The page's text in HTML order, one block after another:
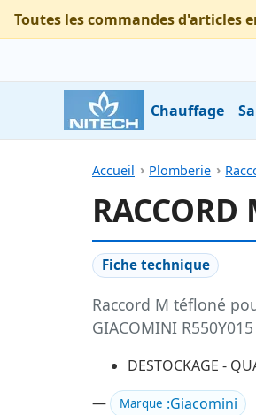
Toutes les commandes d'articles
Chauffage
Accueil Plomberie
Fiche technique
Raccord M téfloné
GIACOMINI R550Y015
DESTOCKAGE -
—
Marque :Giacomini